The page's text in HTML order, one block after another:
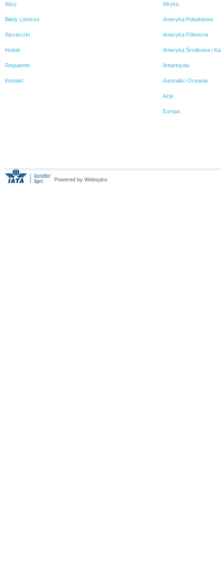
Wizy
Bilety Lotnicze
Wycieczki
Hotele
Regulamin
Kontakt
Afryka
Ameryka Południowa
Ameryka Północna
Ameryka Środkowa i
Antarktyda
Australia i Oceania
Azja
Europa
Powered by Webspiro.